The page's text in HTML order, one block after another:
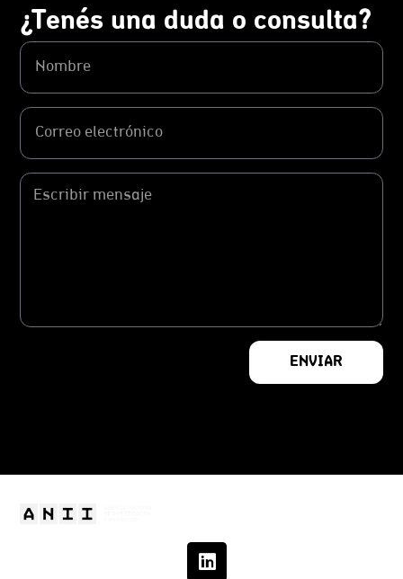
¿Tenés una duda o consulta?
ENVIAR